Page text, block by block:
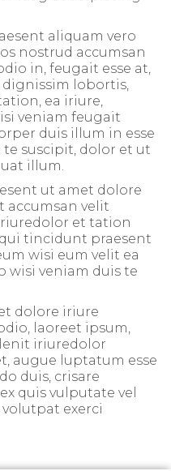
aliquam vero
nostrud accumsan
in, feugait esse at,
dignissim lobortis,
ea iriure,
veniam feugait
duis illum in esse
suscipit, dolor et ut
illum.
ut amet dolore
accumsan velit
et tation
tincidunt praesent
wisi eum velit ea
wisi veniam duis te
dolore iriure
laoreet ipsum,
iriuredolor
augue luptatum esse
duis, crisare
quis vulputate vel
volutpat exerci